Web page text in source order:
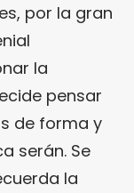
por la gran
la
pensar
de forma y
serán. Se
la